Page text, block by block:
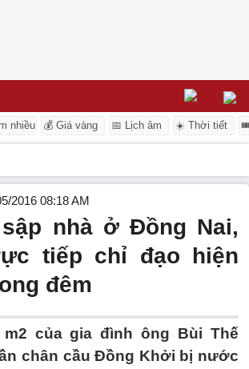
nhiều 💰 Giá vàng 📅 Lịch âm ☀️ Thời tiết
2016 08:18 AM
nhà ở Đồng Nai,
tiếp chỉ đạo hiện
đêm
của gia đình ông Bùi Thế
chân cầu Đồng Khởi bị nước